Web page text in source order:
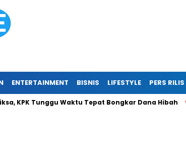
ENTERTAINMENT BISNIS LIFESTYLE PERS RILIS
Tunggu Waktu Tepat Bongkar Dana Hibah